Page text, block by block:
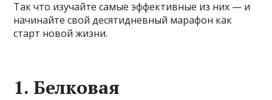
Так что изучайте самые эффективные из них — и
начинайте свой десятидневный марафон как
старт новой жизни.
1. Белковая